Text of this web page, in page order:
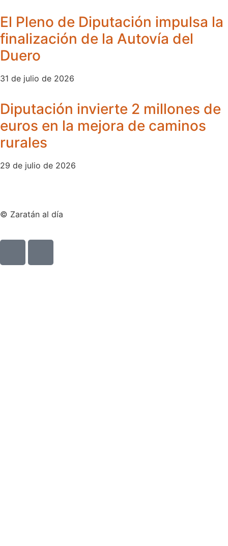
El Pleno de Diputación impulsa la
finalización de la Autovía del
Duero
31 de julio de 2026
Diputación invierte 2 millones de
euros en la mejora de caminos
rurales
29 de julio de 2026
© Zaratán al día